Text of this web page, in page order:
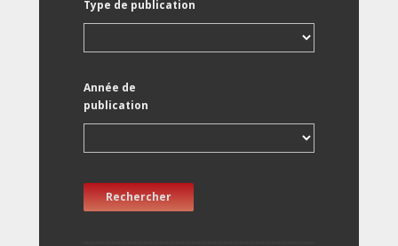
Type de publication
Année de
publication
Rechercher